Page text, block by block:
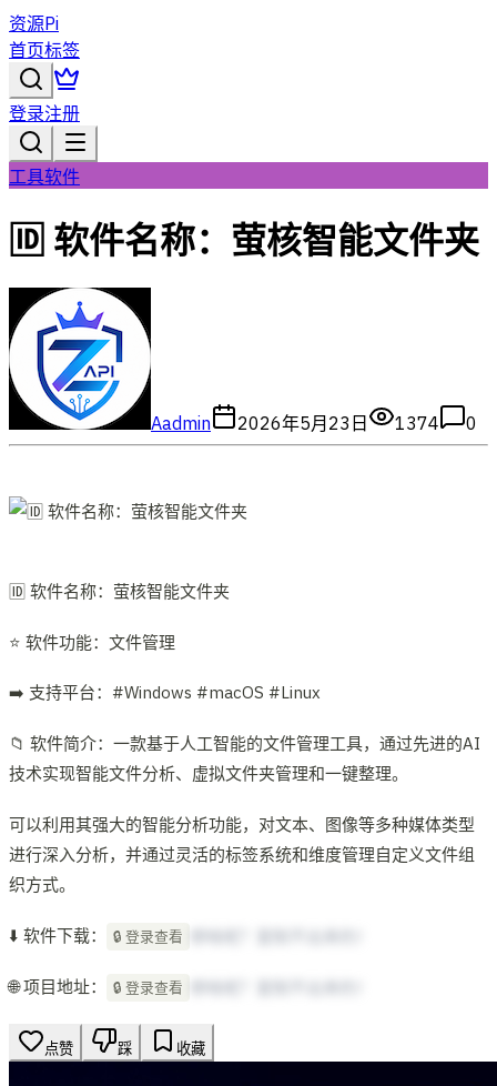
资源Pi
首页标签
登录注册
工具软件
🆔 软件名称：萤核智能文件夹
Aadmin 2026年5月23日 1374 0
🆔 软件名称：萤核智能文件夹
⭐️ 软件功能：文件管理
➡️ 支持平台：#Windows #macOS #Linux
📁 软件简介：一款基于人工智能的文件管理工具，通过先进的AI
技术实现智能文件分析、虚拟文件夹管理和一键整理。
可以利用其强大的智能分析功能，对文本、图像等多种媒体类型
进行深入分析，并通过灵活的标签系统和维度管理自定义文件组
织方式。
⬇️ 软件下载： 🔒 登录查看
🌐 项目地址： 🔒 登录查看
点赞 踩 收藏